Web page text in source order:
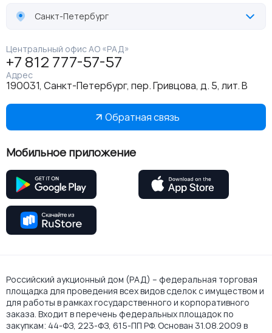
Санкт-Петербург
Центральный офис АО «РАД»
+7 812 777-57-57
Адрес
190031, Санкт-Петербург, пер. Гривцова, д. 5, лит. В
Обратная связь
Мобильное приложение
Российский аукционный дом (РАД) – федеральная торговая
площадка для проведения всех видов сделок с имуществом и
для работы в рамках государственного и корпоративного
заказа. Входит в перечень федеральных площадок по
закупкам: 44-ФЗ, 223-ФЗ, 615-ПП РФ. Основан 31.08.2009 в